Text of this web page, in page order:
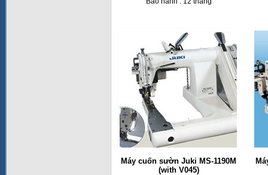
Máy cuốn sườn Juki MS-1190M
(with V045)